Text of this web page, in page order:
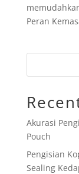
Peran
Akurasi
Pouch
Pengisian
Sealing